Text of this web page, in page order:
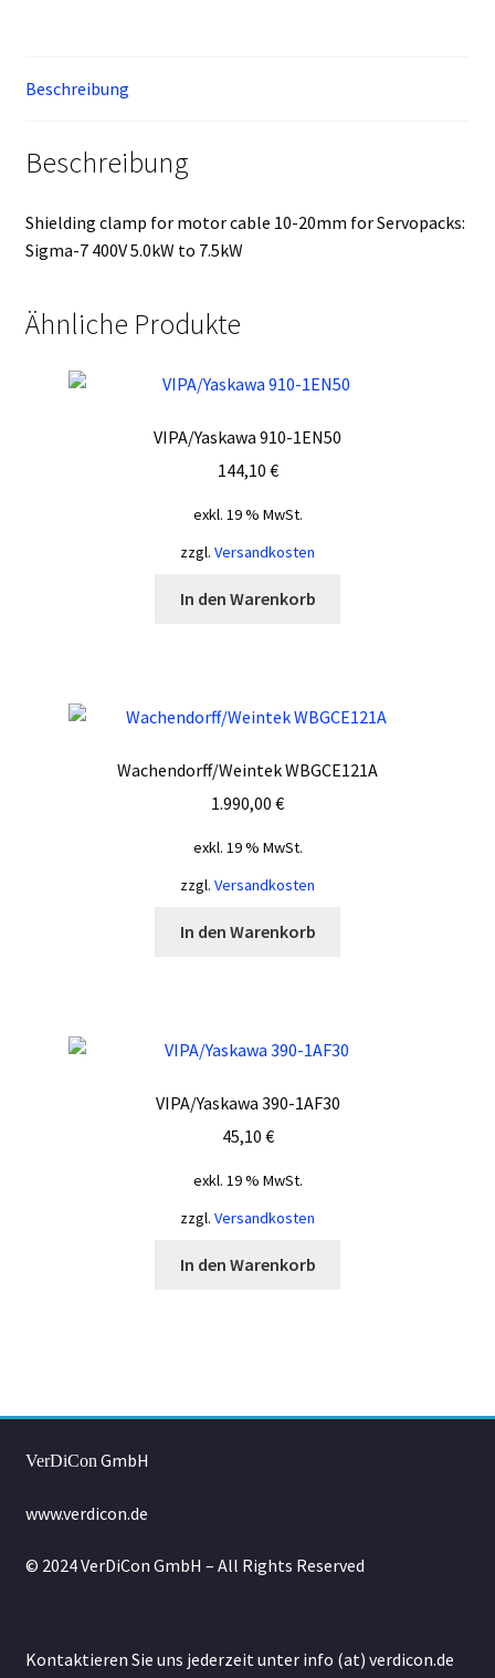
Beschreibung
Beschreibung
Shielding clamp for motor cable 10-20mm for Servopacks:
Sigma-7 400V 5.0kW to 7.5kW
Ähnliche Produkte
VIPA/Yaskawa 910-1EN50
144,10 €
exkl. 19 % MwSt.
zzgl. Versandkosten
In den Warenkorb
Wachendorff/Weintek WBGCE121A
1.990,00 €
exkl. 19 % MwSt.
zzgl. Versandkosten
In den Warenkorb
VIPA/Yaskawa 390-1AF30
45,10 €
exkl. 19 % MwSt.
zzgl. Versandkosten
In den Warenkorb
VerDiConGmbH
www.verdicon.de
© 2024 VerDiCon GmbH – All Rights Reserved
Kontaktieren Sie uns jederzeit unter info (at) verdicon.de